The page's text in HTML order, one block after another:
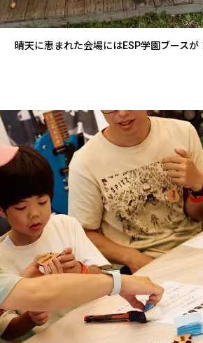
晴天に恵まれた会場にはESP学園ブースが